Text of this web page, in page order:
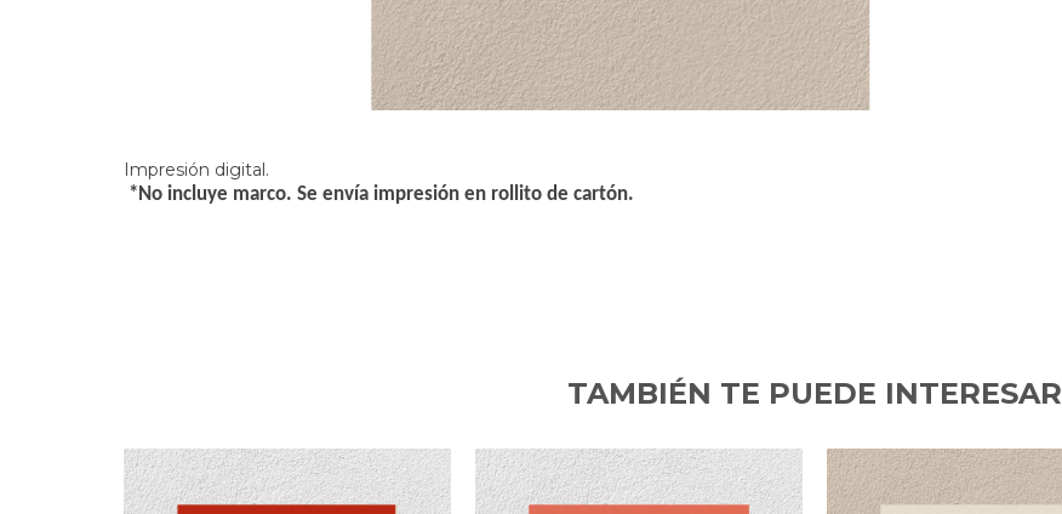
Impresión digital.
*No incluye marco. Se envía impresión en rollito de cartón.
TAMBIÉN TE PUEDE INTERESAR